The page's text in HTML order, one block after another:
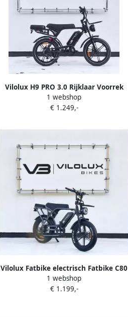
Vilolux H9 PRO 3.0 Rijklaar Voorrek
Alarm Telefoontas Hydraulische Rem
2024 Model Elektrische Fatbike
Grijs Frame Spaakwielen 25 km u 250W
1 webshop
€ 1.249,-
Vilolux Fatbike electrisch Fatbike C80
GREY Legaal Achterzit Voorrek Rijklaar
geleverd Niet opvoerbare fatbike 2
1 webshop
€ 1.199,-